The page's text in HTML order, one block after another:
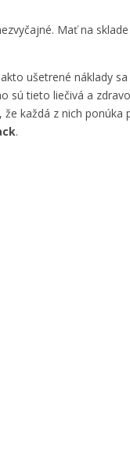
Mať na
ušetrené náklady
sú tieto liečivá a
že každá z nich ponúka
.